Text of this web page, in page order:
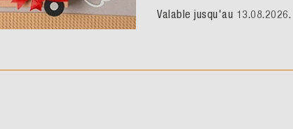
Valable jusqu'au 13.08.2026.